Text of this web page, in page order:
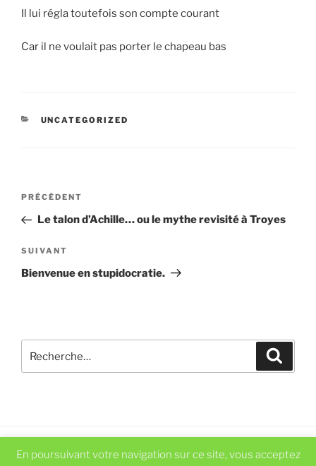
Il lui régla toutefois son compte courant
Car il ne voulait pas porter le chapeau bas
CATÉGORIES
UNCATEGORIZED
Navigation
l’article
Article
précédent
PRÉCÉDENT
Le talon d’Achille… ou le mythe revisité à Troyes
Article
suivant
SUIVANT
Bienvenue en stupidocratie.
pour
En poursuivant votre navigation sur ce site, vous acceptez